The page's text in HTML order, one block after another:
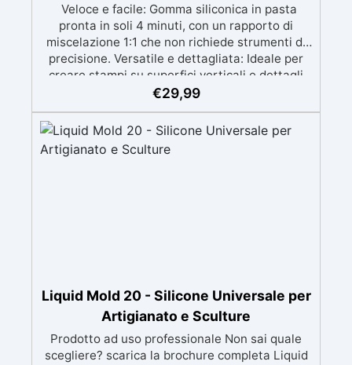
Veloce e facile: Gomma siliconica in pasta
pronta in soli 4 minuti, con un rapporto di
miscelazione 1:1 che non richiede strumenti di
precisione. Versatile e dettagliata: Ideale per
creare stampi su superfici verticali e dettagli
intricati, compatibile con resine, gesso, cera,
Atossica e sicura: Formulazione inodore,
atossica e facile da maneggiare senza guanti o
mascherina. Alta resistenza e durabilità:
€29,99
Liquid Mold 20 - Silicone Universale per
Artigianato e Sculture
Prodotto ad uso professionale Non sai quale
scegliere? scarica la brochure completa Liquid